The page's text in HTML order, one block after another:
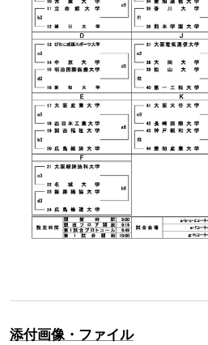
添付画像・ファイル